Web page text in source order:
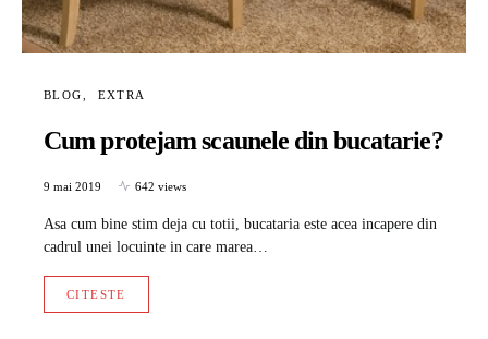
BLOG EXTRA
Cum protejam scaunele din bucatarie?
9 mai 2019 642 views
Asa cum bine stim deja cu totii, bucataria este acea incapere din
cadrul unei locuinte in care marea…
CITESTE